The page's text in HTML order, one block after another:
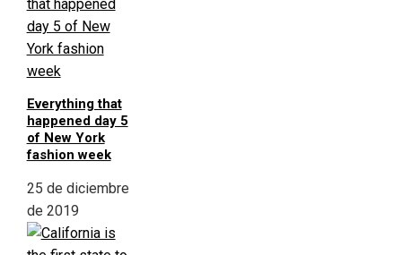
Everything that
happened day 5
of New York
fashion week
25 de diciembre
de 2019